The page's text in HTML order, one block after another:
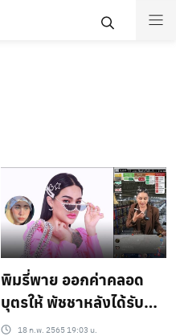
พิมรี่พาย ออกค่าคลอด
บุตรให้ พัชชาหลังได้รับ
ดาวเป็นแสน?
18 ก.พ. 2565 19:03 น.